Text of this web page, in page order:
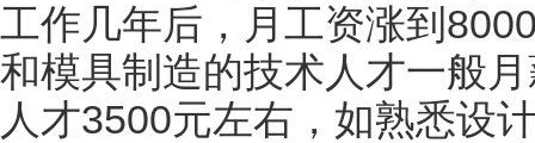
工作几年后，月工资涨到
和模具制造的技术人才一般
人才3500元左右，如熟悉设